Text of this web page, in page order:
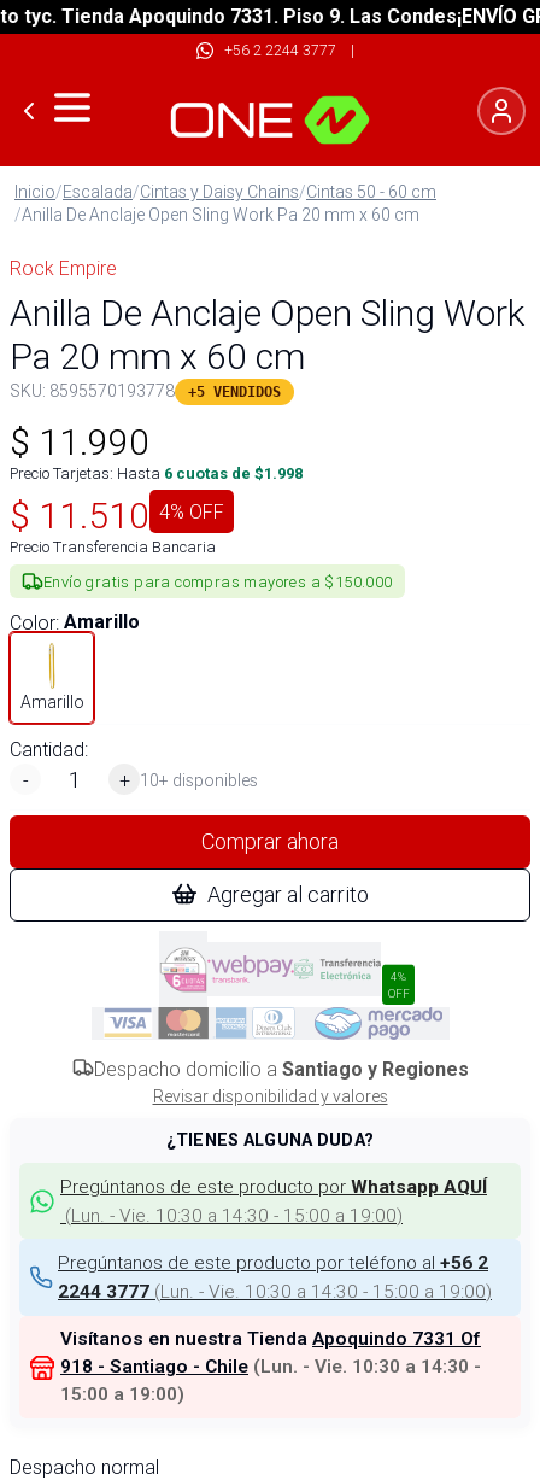
Tienda Apoquindo 7331. Piso 9. Las Condes¡ENVÍO
+56 2 2244 3777 |
Inicio/Escalada/Cintas y Daisy Chains/Cintas 50 - 60 cm
/Anilla De Anclaje Open Sling Work Pa 20 mm x 60 cm
Rock Empire
Anilla De Anclaje Open Sling Work
Pa 20 mm x 60 cm
SKU: 8595570193778 +5 VENDIDOS
$ 11.990
Precio Tarjetas: Hasta 6 cuotas de $1.998
$ 11.510 4% OFF
Precio Transferencia Bancaria
Envío gratis para compras mayores a $150.000
Color: Amarillo
Amarillo
Cantidad:
-
+ 10+ disponibles
Comprar ahora
Agregar al carrito
4%
OFF
Despacho domicilio a Santiago y Regiones
Revisar disponibilidad y valores
¿TIENES ALGUNA DUDA?
Pregúntanos de este producto por Whatsapp AQUÍ
(Lun. - Vie. 10:30 a 14:30 - 15:00 a 19:00)
Pregúntanos de este producto por teléfono al +56 2
2244 3777 (Lun. - Vie. 10:30 a 14:30 - 15:00 a 19:00)
Visítanos en nuestra Tienda Apoquindo 7331 Of
918 - Santiago - Chile (Lun. - Vie. 10:30 a 14:30 -
15:00 a 19:00)
Despacho normal